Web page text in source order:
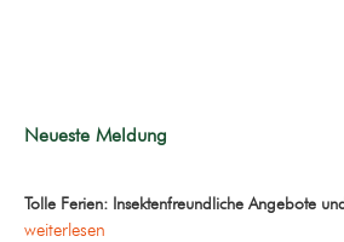
Neueste Meldung
Tolle Ferien: Insektenfreundliche Angebote
weiterlesen